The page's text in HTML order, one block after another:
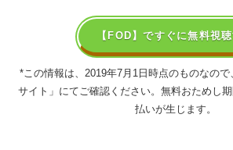
【FOD】ですぐに無料視
*この情報は、2019年7月1日時点のものなの
サイト」にてご確認ください。無料おためし
払いが生じます。